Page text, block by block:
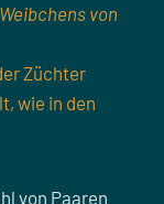
von
Züchter
wie in den
von Paaren